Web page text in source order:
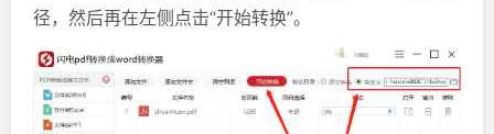
径，然后再在左侧点击“开始转换”。